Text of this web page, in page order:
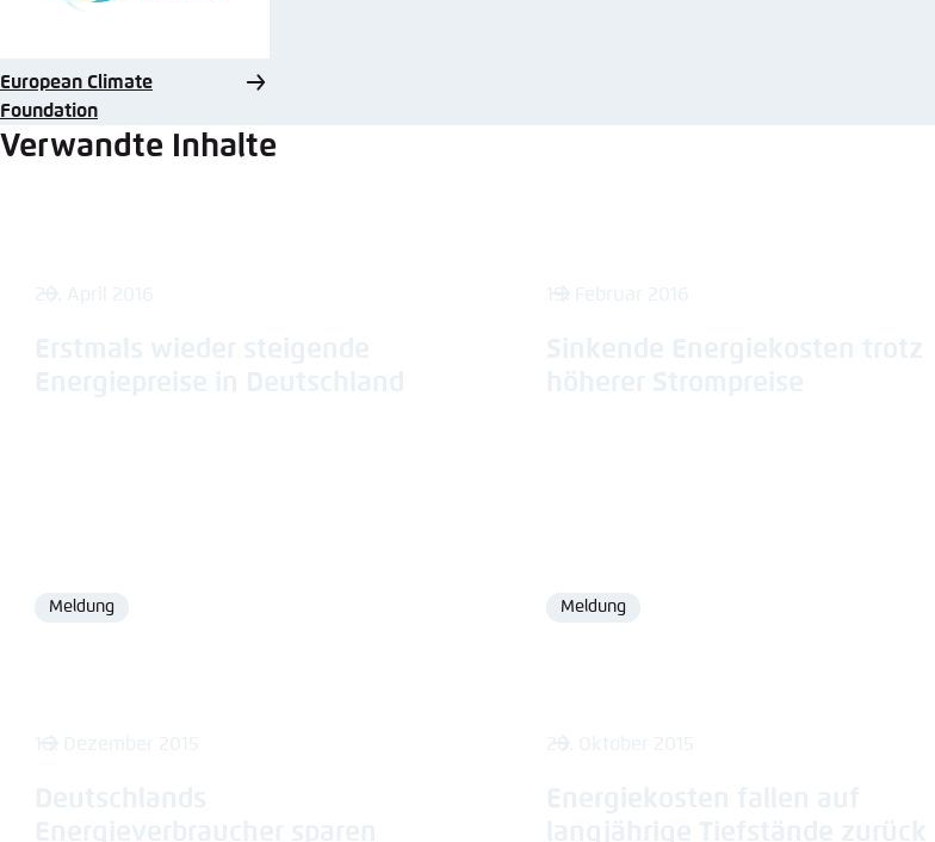
European Climate
Foundation
Verwandte Inhalte
Format
Meldung Format
Meldung